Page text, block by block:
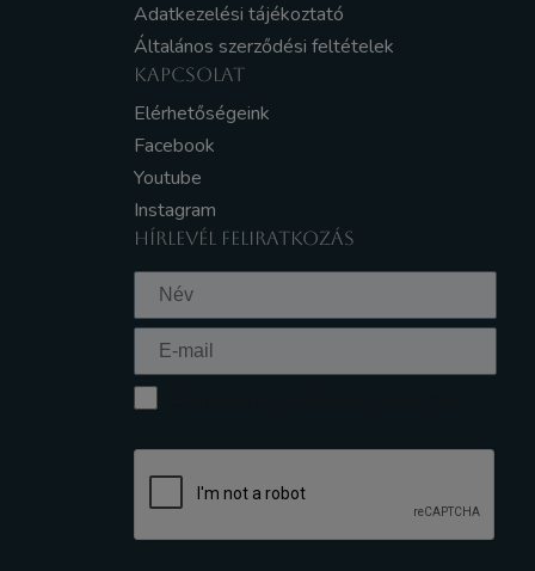
Adatkezelési tájékoztató
Általános szerződési feltételek
KAPCSOLAT
Elérhetőségeink
Facebook
Youtube
Instagram
HÍRLEVÉL FELIRATKOZÁS